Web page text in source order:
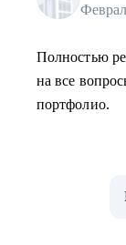
Полностью
на все
портфолио.